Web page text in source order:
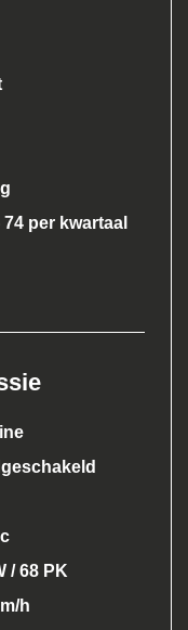
74 per kwartaal
/ 68 PK
h